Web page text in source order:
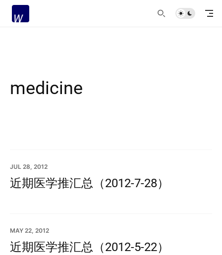
medicine
JUL 28, 2012
近期医学推汇总（2012-7-28）
MAY 22, 2012
近期医学推汇总（2012-5-22）